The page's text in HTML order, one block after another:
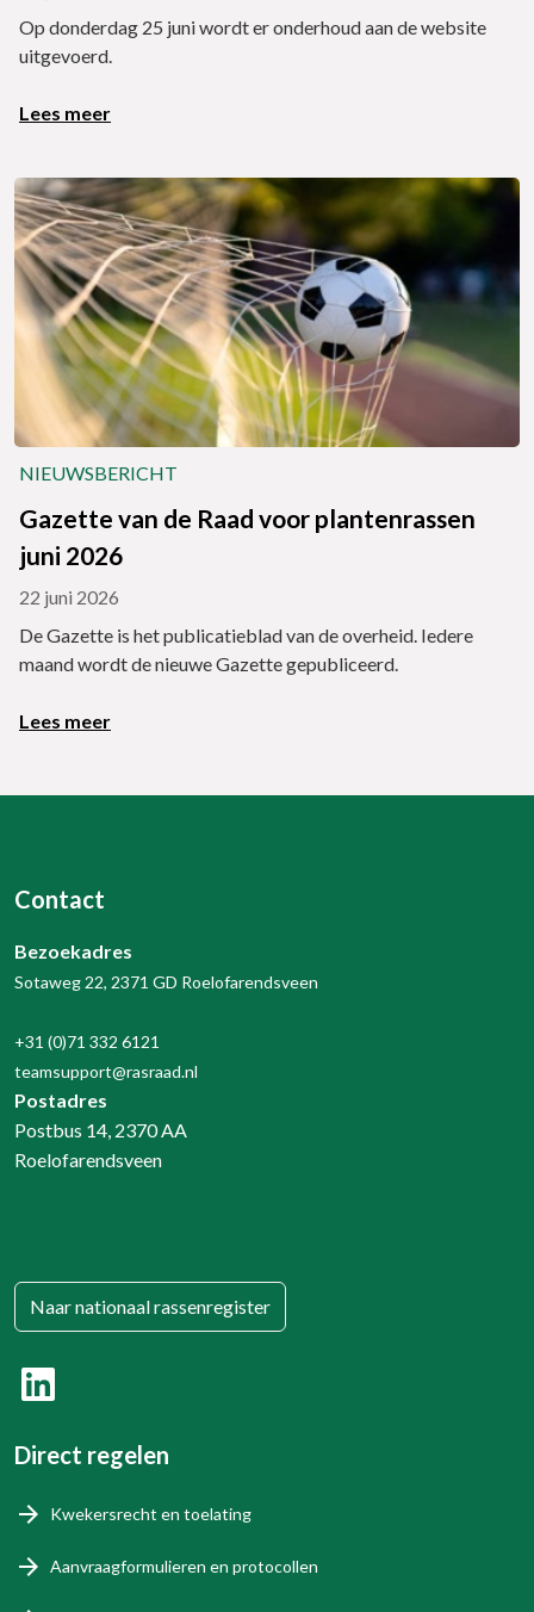
Op donderdag 25 juni wordt er onderhoud aan de website
uitgevoerd.
Lees meer
NIEUWSBERICHT
Gazette van de Raad voor plantenrassen
juni 2026
22 juni 2026
De Gazette is het publicatieblad van de overheid. Iedere
maand wordt de nieuwe Gazette gepubliceerd.
Lees meer
Contact
Bezoekadres
Sotaweg 22, 2371 GD Roelofarendsveen
+31 (0)71 332 6121
teamsupport@rasraad.nl
Postadres
Postbus 14, 2370 AA
Roelofarendsveen
Naar nationaal rassenregister
Direct regelen
Kwekersrecht en toelating
Aanvraagformulieren en protocollen